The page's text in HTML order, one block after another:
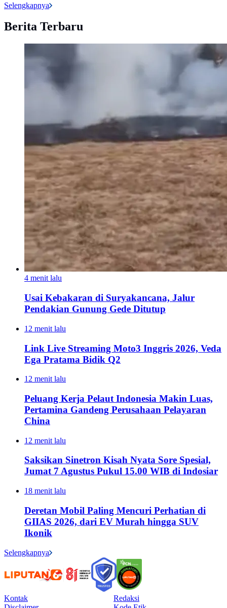
Selengkapnya
Berita Terbaru
4 menit lalu
Usai Kebakaran di Suryakancana, Jalur
Pendakian Gunung Gede Ditutup
12 menit lalu
Link Live Streaming Moto3 Inggris 2026, Veda
Ega Pratama Bidik Q2
12 menit lalu
Peluang Kerja Pelaut Indonesia Makin Luas,
Pertamina Gandeng Perusahaan Pelayaran
China
12 menit lalu
Saksikan Sinetron Kisah Nyata Sore Spesial,
Jumat 7 Agustus Pukul 15.00 WIB di Indosiar
18 menit lalu
Deretan Mobil Paling Mencuri Perhatian di
GIIAS 2026, dari EV Murah hingga SUV
Ikonik
Selengkapnya
Kontak
Redaksi